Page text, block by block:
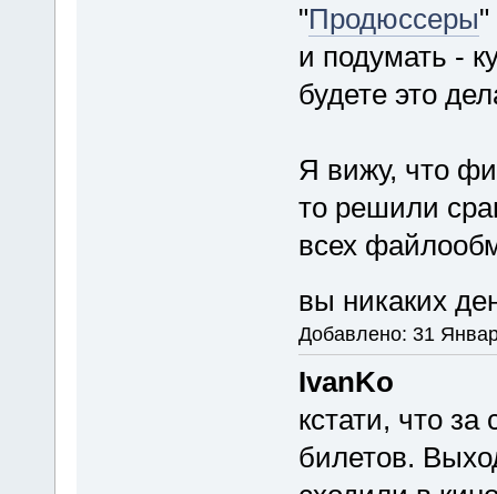
"Продюссеры"
и подумать -
будете это
Я вижу, что
то решили
всех
вы никаких
Добавлено: 31
IvanKo
кстати, что
билетов.